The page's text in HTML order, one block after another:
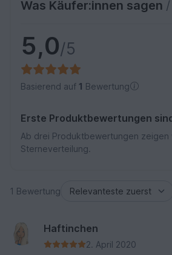
Was Käufer:innen sagen /
5,0/5
Basierend auf 1 Bewertung
Erste Produktbewertungen
Ab drei Produktbewertungen zeigen
Sterneverteilung.
1 Bewertung
Haftinchen
2. April 2020